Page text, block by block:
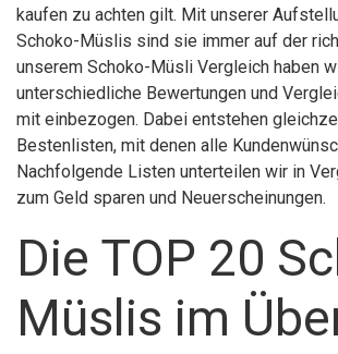
kaufen zu achten gilt. Mit unserer
Schoko-Müslis sind sie immer auf der
unserem Schoko-Müsli Vergleich haben
unterschiedliche Bewertungen und
mit einbezogen. Dabei entstehen
Bestenlisten, mit denen alle
Nachfolgende Listen unterteilen wir in
zum Geld sparen und Neuerscheinungen.
Die TOP 20
Müslis im